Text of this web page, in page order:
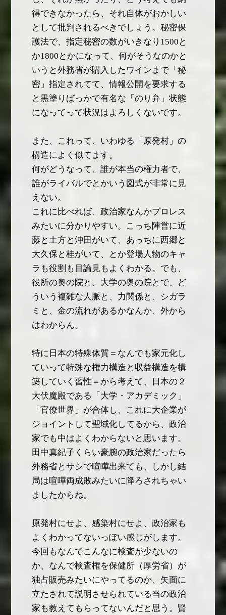
得できなかったら、それ自体がおかしい
として批判されるべきでしょう。秘密保
護法で、指定秘密の数がいきなり1500と
か1800とかになって、何がそうなのかと
いうと外務省が購入したワインまで「秘
密」指定されてて、情報公開を要求する
と黒塗りばっかで有名な「のり弁」状態
になってって状況はよろしくないです。
また、これって、いわゆる「原発村」の
構造によく似てます。
何がどうなって、誰が本当の権力者で、
誰がライバルでとかいう図式が非常に見
えない。
これに比べれば、政治家なんかプロレス
みたいに分かりやすい。こっち陣営に近
藤と土方と沖田がいて、あっちに西郷と
大久保と桂がいて、とか登場人物のキャ
ラも役割も目論見もよくわかる。でも、
役所の奥の院と、大学の奥の院とで、ど
ういう複雑な人脈と、力関係と、シガラ
ミと、金の流れがあるかなんか、外から
はわからん。
特に日本の特殊体質＝なんでも家元化し
ていって特殊な権力構造と収益構造を構
築していく習性＝から考えて、日本の２
大伏魔殿である「大学・アカデミック」
「官僚世界」が合体し、これに大企業が
ジョイントして聖域化してるから、政治
家でも中はよくわからないと思います。
田中真紀子くらい豪腕の政治家だったら
外務省とサシで喧嘩出来ても、しかし結
局は喧嘩両成敗みたいに降ろされちゃい
ましたからね。
原発村にせよ、感染村にせよ、政治家も
よくわかってないっぽい感じがします。
今回もなんでこんなに検査が少ないの
か、なんで検査権を保健所（厚労省）が
独占販売みたいにやってるのか、矢面に
立たされて説明させられている当の政治
家も教えてもらってないんだと思う。賢